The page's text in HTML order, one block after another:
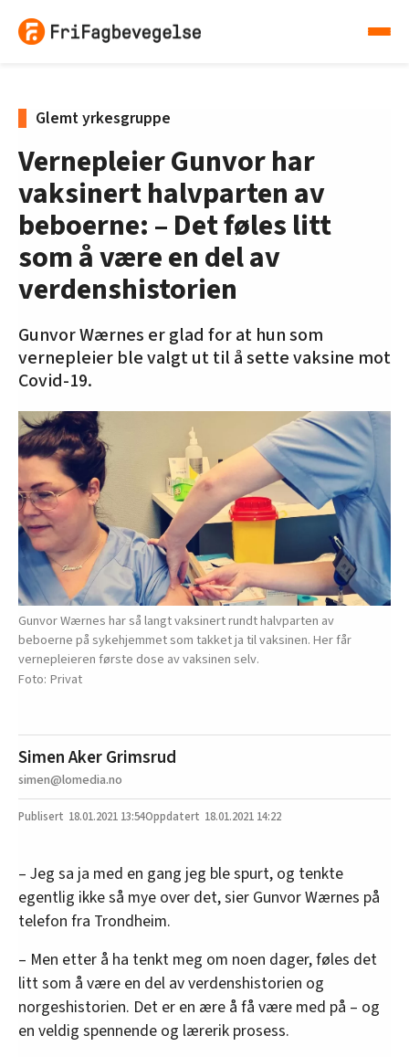
Glemt yrkesgruppe
Vernepleier Gunvor har
vaksinert halvparten av
beboerne: – Det føles litt
som å være en del av
verdenshistorien
Gunvor Wærnes er glad for at hun som
vernepleier ble valgt ut til å sette vaksine mot
Covid-19.
Gunvor Wærnes har så langt vaksinert rundt halvparten av
beboerne på sykehjemmet som takket ja til vaksinen. Her får
vernepleieren første dose av vaksinen selv.
Privat
Simen Aker Grimsrud
simen@lomedia.no
18.01.2021 13:54 18.01.2021 14:22
– Jeg sa ja med en gang jeg ble spurt, og tenkte
egentlig ikke så mye over det, sier Gunvor Wærnes på
telefon fra Trondheim.
– Men etter å ha tenkt meg om noen dager, føles det
litt som å være en del av verdenshistorien og
norgeshistorien. Det er en ære å få være med på – og
en veldig spennende og lærerik prosess.